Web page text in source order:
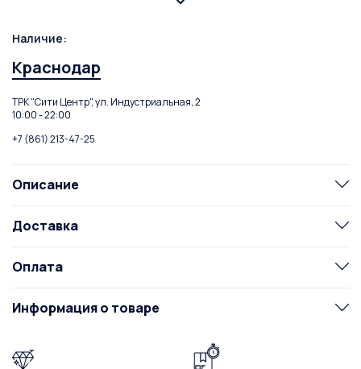
Наличие:
Краснодар
ТРК "Сити Центр", ул. Индустриальная, 2
10:00 - 22:00
+7 (861) 213-47-25
Описание
Доставка
Оплата
Информация о товаре